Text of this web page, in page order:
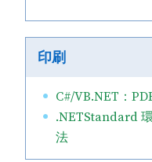
印刷
C#/VB.NET：
.NETStandard
法